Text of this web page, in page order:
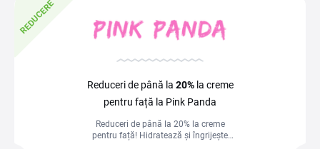
REDUCERE
Reduceri de până la 20%la creme
pentru față la Pink Panda
Reduceri de până la 20% la creme
pentru față! Hidratează și îngrijește